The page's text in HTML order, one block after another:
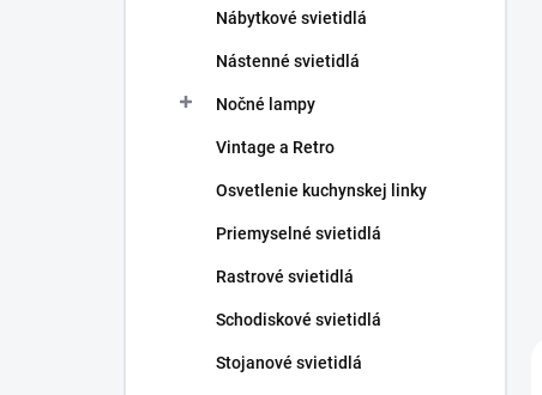
Nábytkové svietidlá
Nástenné svietidlá
Nočné lampy
Vintage a Retro
Osvetlenie kuchynskej linky
Priemyselné svietidlá
Rastrové svietidlá
Schodiskové svietidlá
Stojanové svietidlá